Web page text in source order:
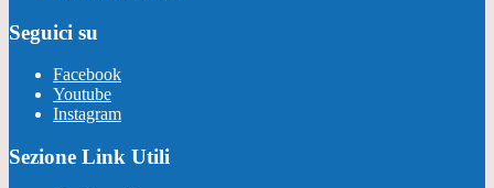
Seguici su
Facebook
Youtube
Instagram
Sezione Link Utili